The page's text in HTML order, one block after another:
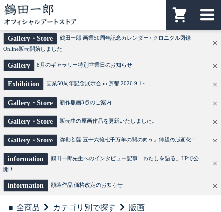
Gallery・Store
鶴田一郎 画業50周年記念カレンダー / クロニクル図録
Online販売開始しました
Gallery 8月のギャラリー特別営業日のお知らせ
Exhibition 画業50周年記念展示会 in 京都 2026.9.1~
Gallery・Store 新作版画3点のご案内
Gallery・Store 販売中の原画作品を更新いたしました。
Gallery・Store 弥勒菩薩 五十六億七千万年の闇の向う』待望の版画化！
information
鶴田一郎先生へのインタビュー記事「わたしを語る」HPで公
開！
information 額装作品 価格改定のお知らせ
全商品 カテゴリ別で探す 版画